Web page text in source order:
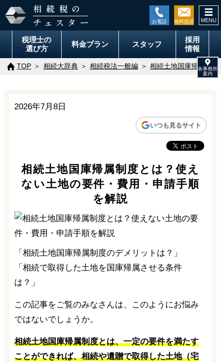
税理士の
選び方
料金プラン スタッフ
採用
情報
TOP 相続大辞典 相続税法一般編 相続土地国庫帰属制
2026年7月8日
いつも見るサイト
相続土地国庫帰属制度とは？使え
ない土地の要件・費用・申請手順
を解説
「相続土地国庫帰属制度のデメリットは？」
「相続で取得した土地を国庫帰属させる条件
は？」
この記事をご覧のみなさんは、このようにお悩み
ではないでしょうか。
相続土地国庫帰属制度とは、一定の要件を満たす
ことができれば、相続や遺贈で取得した土地（宅